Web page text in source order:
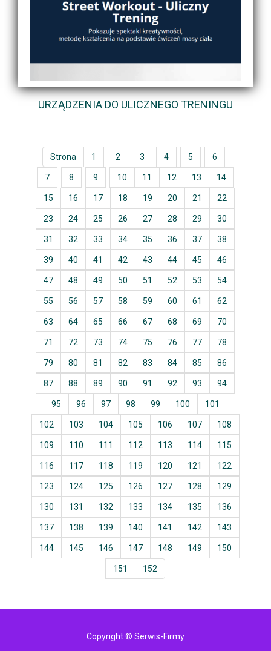
URZĄDZENIA DO ULICZNEGO TRENINGU
Strona 1 2 3 4 5 6
7 8 9 10 11 12 13 14
15 16 17 18 19 20 21 22
23 24 25 26 27 28 29 30
31 32 33 34 35 36 37 38
39 40 41 42 43 44 45 46
47 48 49 50 51 52 53 54
55 56 57 58 59 60 61 62
63 64 65 66 67 68 69 70
71 72 73 74 75 76 77 78
79 80 81 82 83 84 85 86
87 88 89 90 91 92 93 94
95 96 97 98 99 100 101
102 103 104 105 106 107 108
109 110 111 112 113 114 115
116 117 118 119 120 121 122
123 124 125 126 127 128 129
130 131 132 133 134 135 136
137 138 139 140 141 142 143
144 145 146 147 148 149 150
151 152
Copyright © Serwis-Firmy